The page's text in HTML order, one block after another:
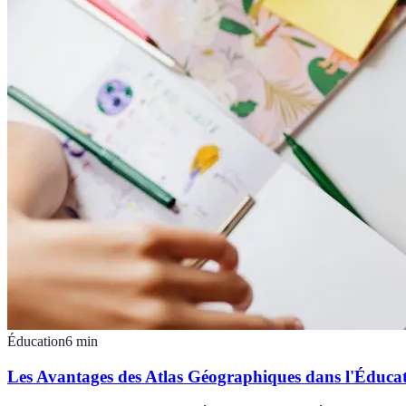
Éducation6 min
Les Avantages des Atlas Géographiques dans